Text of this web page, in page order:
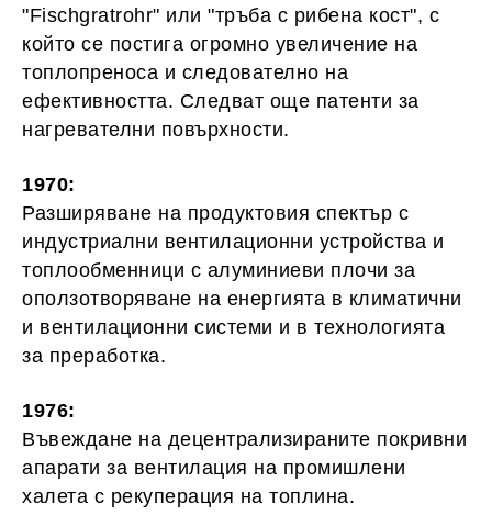
"Fischgratrohr" или "тръба с рибена кост", с
който се постига огромно увеличение на
топлопреноса и следователно на
ефективността. Следват още патенти за
нагревателни повърхности.
1970:
Разширяване на продуктовия спектър с
индустриални вентилационни устройства и
топлообменници с алуминиеви плочи за
оползотворяване на енергията в климатични
и вентилационни системи и в технологията
за преработка.
1976:
Въвеждане на децентрализираните покривни
апарати за вентилация на промишлени
халета с рекуперация на топлина.